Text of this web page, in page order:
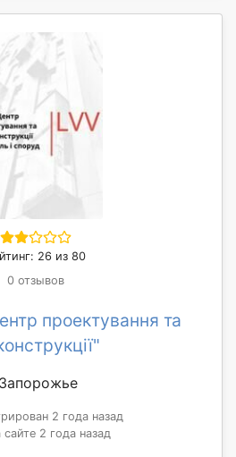
26 из 80
0 отзывов
проектування та
Запорожье
2 года назад
2 года назад